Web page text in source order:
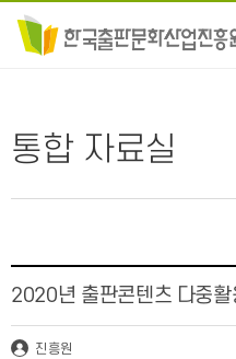
통합 자료실
2020년 출판콘텐츠 다중활
진흥원